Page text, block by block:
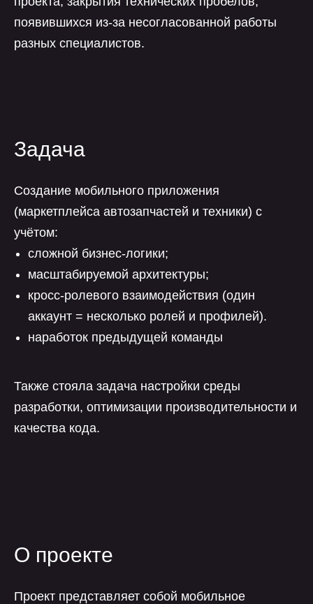
появившихся из-за несогласованной работы
разных специалистов.
Задача
Создание мобильного приложения
(маркетплейса автозапчастей и техники) с
учётом:
сложной бизнес-логики;
масштабируемой архитектуры;
кросс-ролевого взаимодействия (один
аккаунт = несколько ролей и профилей).
наработок предыдущей команды
Также стояла задача настройки среды
разработки, оптимизации производительности и
качества кода.
О проекте
Проект представляет собой мобильное